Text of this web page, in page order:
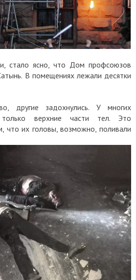
стало ясно, что Дом профсоюзов
В помещениях лежали десятки
другие задохнулись. У многих
верхние части тел. Это
что их головы, возможно, поливали